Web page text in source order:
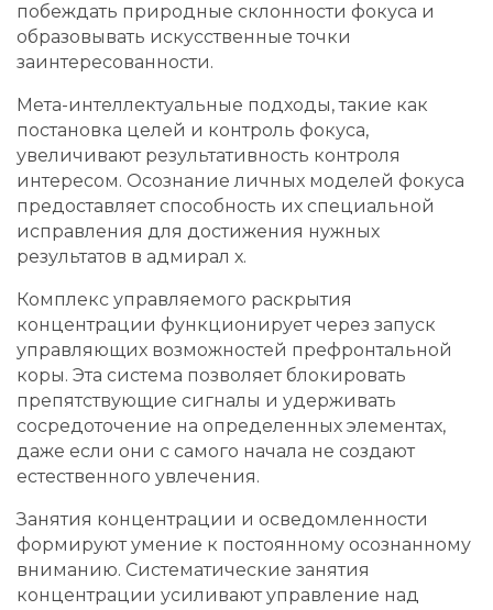
побеждать природные склонности фокуса и
образовывать искусственные точки
заинтересованности.
Мета-интеллектуальные подходы, такие как
постановка целей и контроль фокуса,
увеличивают результативность контроля
интересом. Осознание личных моделей фокуса
предоставляет способность их специальной
исправления для достижения нужных
результатов в адмирал х.
Комплекс управляемого раскрытия
концентрации функционирует через запуск
управляющих возможностей префронтальной
коры. Эта система позволяет блокировать
препятствующие сигналы и удерживать
сосредоточение на определенных элементах,
даже если они с самого начала не создают
естественного увлечения.
Занятия концентрации и осведомленности
формируют умение к постоянному осознанному
вниманию. Систематические занятия
концентрации усиливают управление над